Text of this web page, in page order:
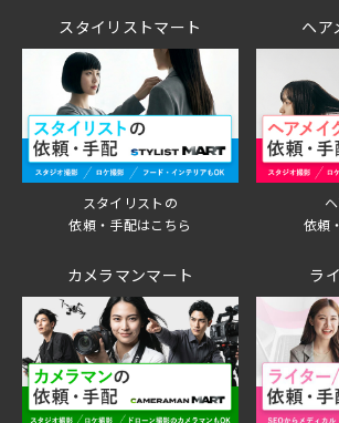
スタイリストマート
スタイリストの
依頼・手配はこちら
ヘア
依頼
カメラマンマート ラ